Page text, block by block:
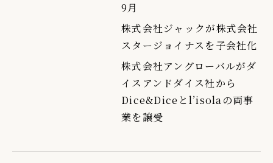
9月
株式会社ジャックが株式会社
スタージョイナスを子会社化
株式会社アングローバルがダ
イスアンドダイス社から
Dice&Diceとl’isolaの両事
業を譲受